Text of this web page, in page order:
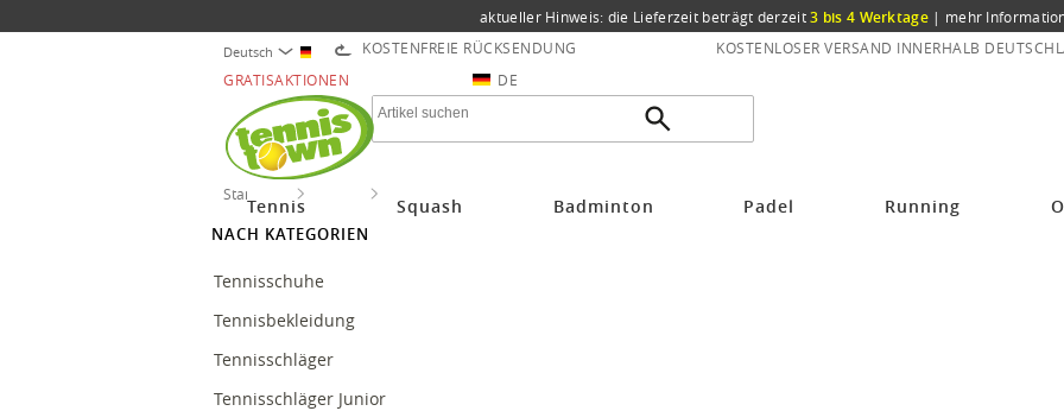
aktueller Hinweis: die Lieferzeit beträgt derzeit3 bis 4 Werktage | mehr
Deutsch KOSTENFREIE RÜCKSENDUNG
KOSTENLOSER VERSAND INNERHALB
GRATISAKTIONEN
DE
Tennis Squash Badminton Padel Running
Startseite
NACH KATEGORIEN
Tennisschuhe
Tennisbekleidung
Tennisschläger
Tennisschläger Junior